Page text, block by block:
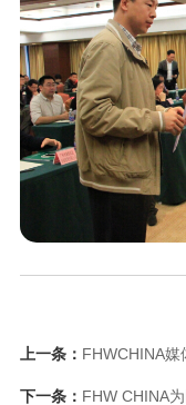
上一条： FHWCHINA
下一条： FHW CHINA为国